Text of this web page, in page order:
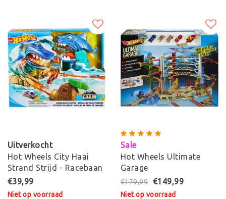
Uitverkocht
Hot Wheels City Haai
Strand Strijd - Racebaan
€39,99
Niet op voorraad
Sale
Hot Wheels Ultimate
Garage
€179,99 €149,99
Niet op voorraad